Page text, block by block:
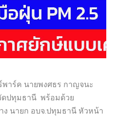
พาร์ค นายพงศธร กาญจนะ
ดปทุมธานี พร้อมด้วย
ง นายก อบจ.ปทุมธานี หัวหน้า